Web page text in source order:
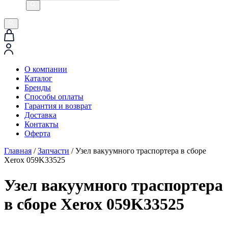
О компании
Каталог
Бренды
Способы оплаты
Гарантия и возврат
Доставка
Контакты
Оферта
Главная /Запчасти / Узел вакуумного траспортера в сборе
Xerox 059K33525
Узел вакуумного траспортера
в сборе Xerox 059K33525